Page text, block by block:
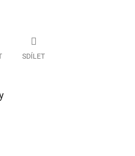
SDÍLET